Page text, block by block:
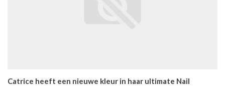
Catrice heeft een nieuwe kleur in haar ultimate Nail